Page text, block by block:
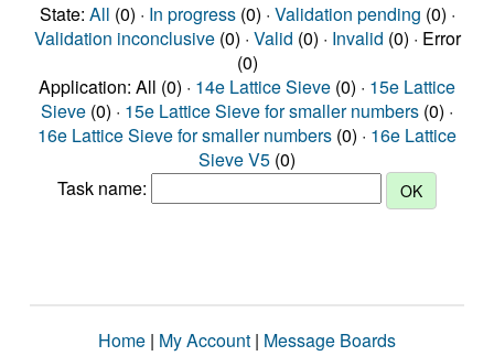
State: All (0) · In progress(0) · Validation pending (0) ·
Validation inconclusive(0) · Valid (0) · Invalid (0) · Error
(0)
Application: All (0) · 14e Lattice Sieve (0) · 15e Lattice
Sieve (0) · 15e Lattice Sieve for smaller numbers (0) ·
16e Lattice Sieve for smaller numbers (0) · 16e Lattice
Sieve V5 (0)
Task name:
Home | My Account | Message Boards